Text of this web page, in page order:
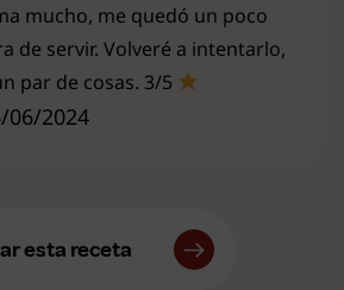
06/2024
mucho, me quedó un poco
de servir. Volveré a intentarlo,
par de cosas. 3/5
esta receta